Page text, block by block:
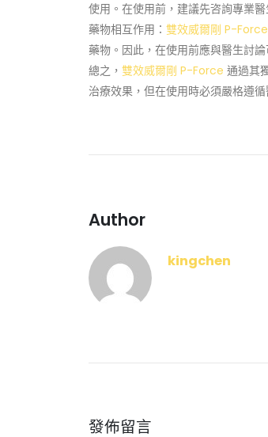
使用。在使用前，建議先咨詢專業
藥物相互作用： 雙效威爾剛 P-Force
藥物。因此，在使用前應與醫生討
總之， 雙效威爾剛 P-Force 通過其
治療效果，但在使用時必須嚴格遵
Author
kingchen
發佈留言